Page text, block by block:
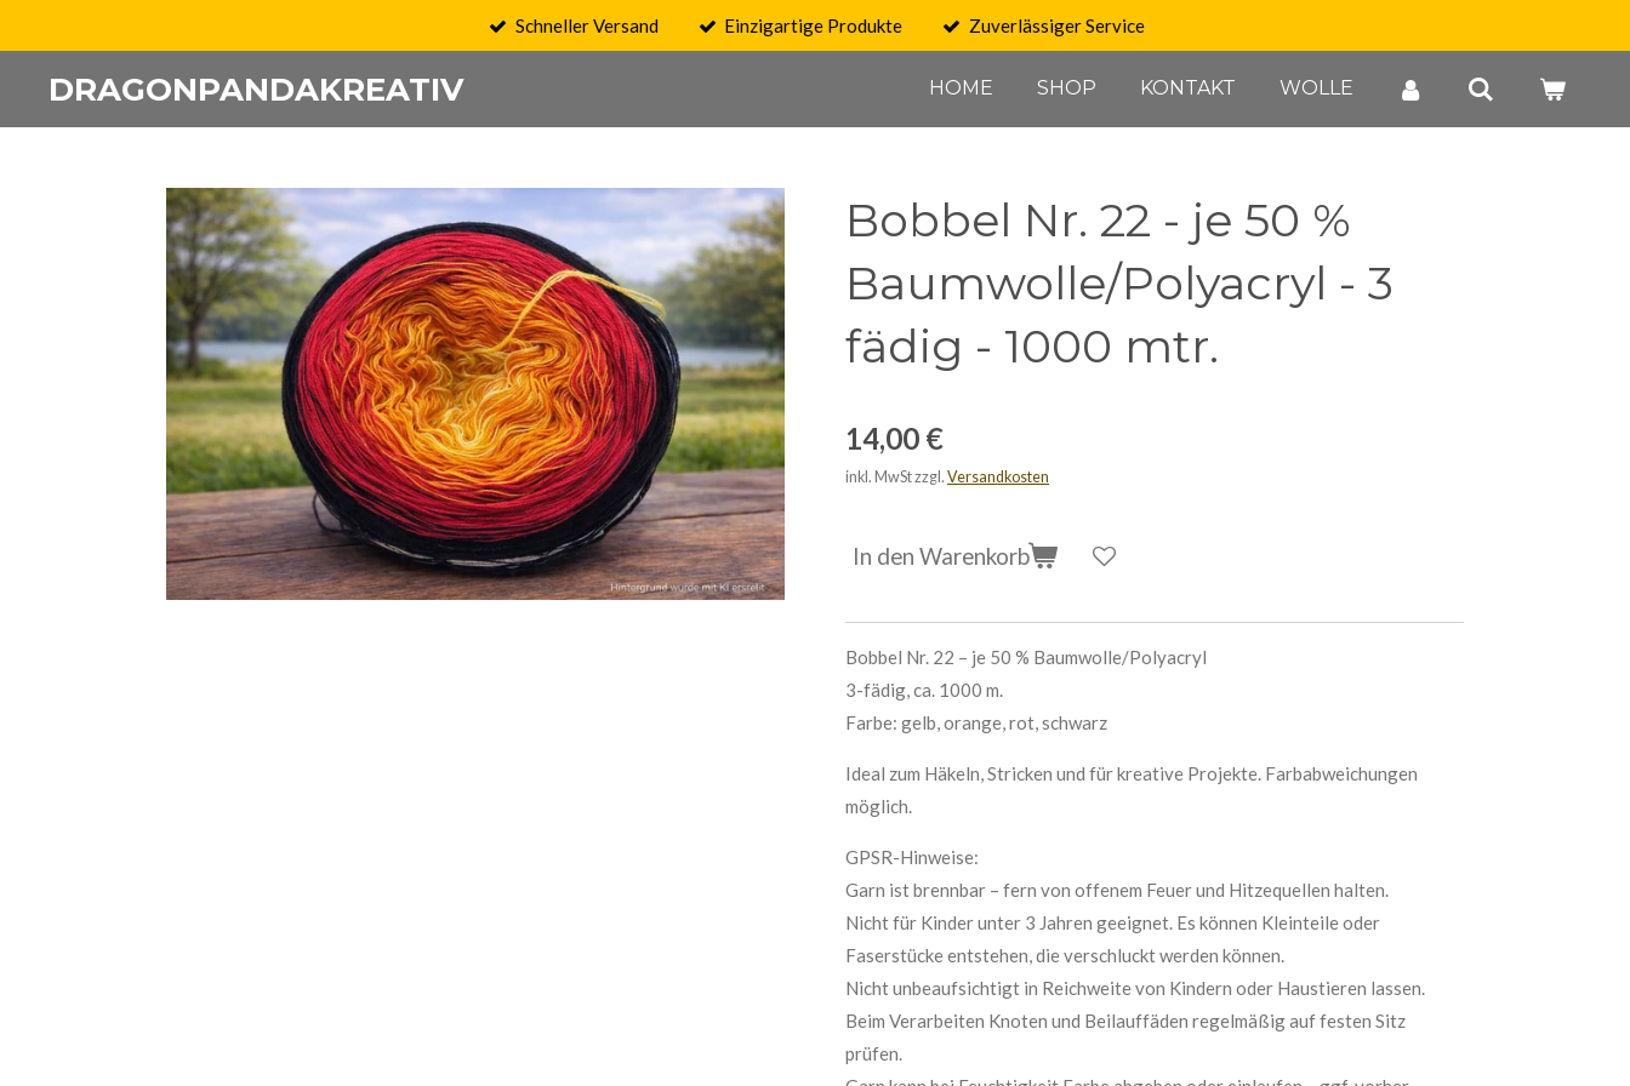
springen
Schneller Versand Einzigartige Produkte Zuverlässiger Service
DRAGONPANDAKREATIV HOME SHOP KONTAKT WOLLE
Bobbel Nr. 22 - je 50 %
Baumwolle/Polyacryl - 3
fädig - 1000 mtr.
14,00 €
inkl. MwSt zzgl. Versandkosten
In den Warenkorb
Bobbel Nr. 22 – je 50 % Baumwolle/Polyacryl
3-fädig, ca. 1000 m.
Farbe: gelb, orange, rot, schwarz
Ideal zum Häkeln, Stricken und für kreative Projekte. Farbabweichungen
möglich.
GPSR-Hinweise:
Garn ist brennbar – fern von offenem Feuer und Hitzequellen halten.
Nicht für Kinder unter 3 Jahren geeignet. Es können Kleinteile oder
Faserstücke entstehen, die verschluckt werden können.
Nicht unbeaufsichtigt in Reichweite von Kindern oder Haustieren lassen.
Beim Verarbeiten Knoten und Beilauffäden regelmäßig auf festen Sitz
prüfen.